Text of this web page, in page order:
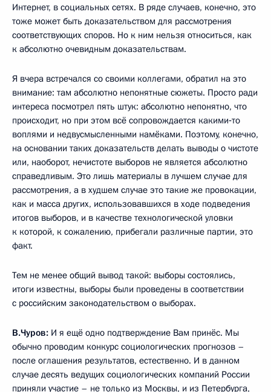
Интернет, в социальных сетях. В ряде случаев, конечно, это
тоже может быть доказательством для рассмотрения
соответствующих споров. Но к ним нельзя относиться, как
к абсолютно очевидным доказательствам.
Я вчера встречался со своими коллегами, обратил на это
внимание: там абсолютно непонятные сюжеты. Просто ради
интереса посмотрел пять штук: абсолютно непонятно, что
происходит, но при этом всё сопровождается какими‑то
воплями и недвусмысленными намёками. Поэтому, конечно,
на основании таких доказательств делать выводы о чистоте
или, наоборот, нечистоте выборов не является абсолютно
справедливым. Это лишь материалы в лучшем случае для
рассмотрения, а в худшем случае это такие же провокации,
как и масса других, использовавшихся в ходе подведения
итогов выборов, и в качестве технологической уловки
к которой, к сожалению, прибегали различные партии, это
факт.
Тем не менее общий вывод такой: выборы состоялись,
итоги известны, выборы были проведены в соответствии
с российским законодательством о выборах.
В.Чуров: И я ещё одно подтверждение Вам принёс. Мы
обычно проводим конкурс социологических прогнозов –
после оглашения результатов, естественно. И в данном
случае десять ведущих социологических компаний России
приняли участие – не только из Москвы, и из Петербурга,